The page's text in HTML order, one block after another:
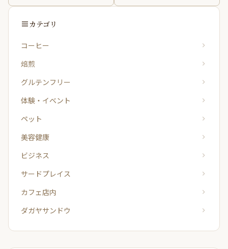
カテゴリ
コーヒー
焙煎
グルテンフリー
体験・イベント
ペット
美容健康
ビジネス
サードプレイス
カフェ店内
ダガヤサンドウ